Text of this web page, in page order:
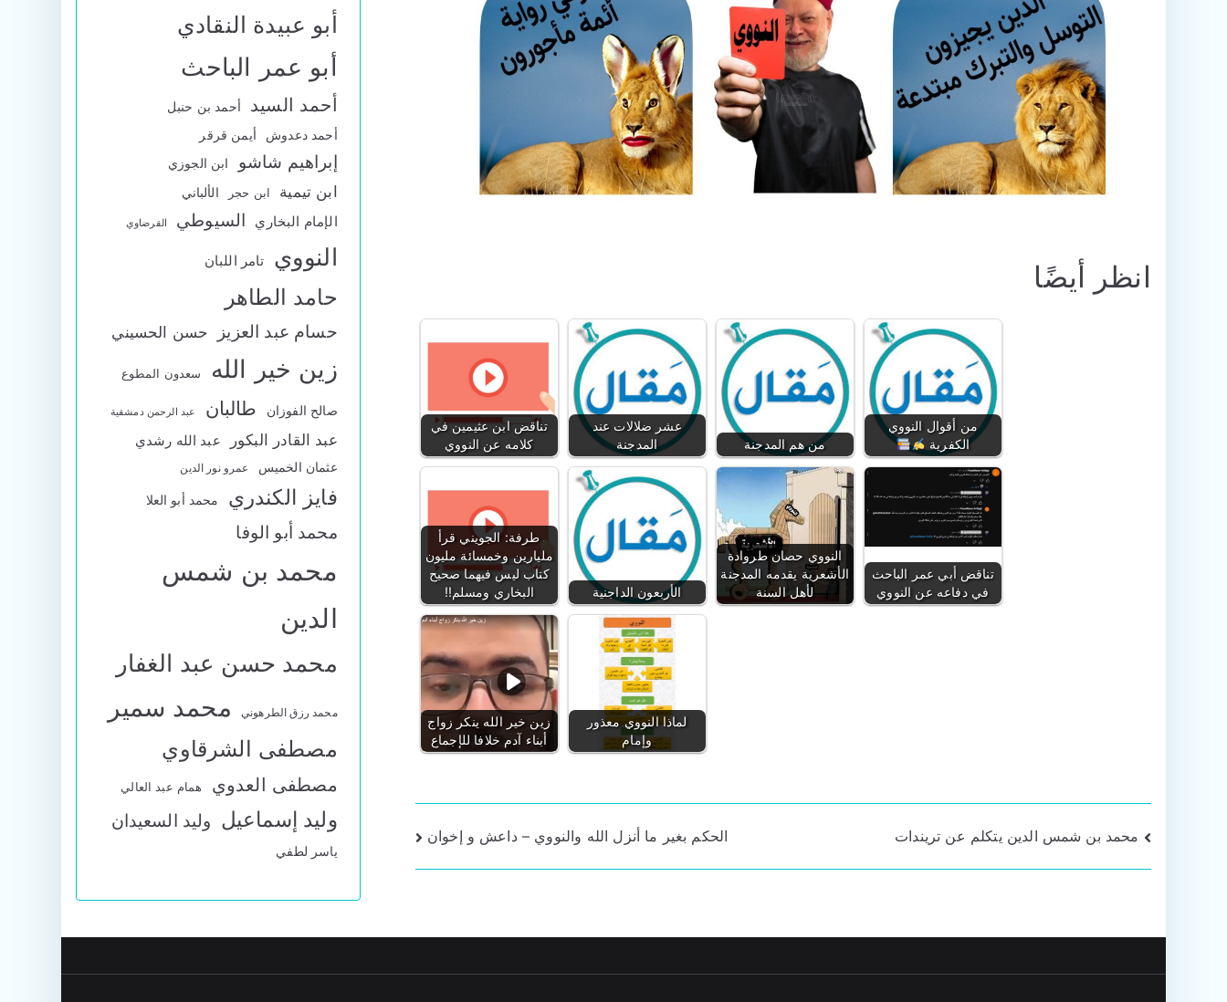
انظر أيضًا
تناقض ابن عثيمين في
كلامه عن النووي
عشر ضلالات عند
المدجنة
من هم المدجنة
من أقوال النووي
الكفرية
طرفة: الجويني قرأ
مليارين وخمسائة مليون
كتاب ليس فيهما صحيح
البخاري ومسلم!!
الأربعون الداجنية
النووي حصان طروادة
الأشعرية يقدمه المدجنة
لأهل السنة
تناقض أبي عمر الباحث
في دفاعه عن النووي
زين خير الله ينكر زواج
أبناء آدم خلافا للإجماع
لماذا النووي معذور
وإمام
تصفّح
المقالات
محمد بن شمس الدين يتكلم عن تريندات الحكم بغير ما أنزل الله والنووي – داعش و إخوان
أبو عبيدة النقادي
أبو عمر الباحث
أحمد السيد
أحمد بن حنبل
أحمد دعدوش
أيمن قرقر
إبراهيم شاشو ابن الجوزي
ابن تيمية ابن حجر الألباني
الإمام البخاري السيوطي القرضاوي
النووي تامر اللبان
حامد الطاهر
حسام عبد العزيز حسن الحسيني
زين خير الله سعدون المطوع
صالح الفوزان طالبان عبد الرحمن دمشقية
عبد القادر البكور عبد الله رشدي
عثمان الخميس عمرو نور الدين
فايز الكندري محمد أبو العلا
محمد أبو الوفا
محمد بن شمس
الدين
محمد حسن عبد الغفار
محمد رزق الطرهوني محمد سمير
مصطفى الشرقاوي
مصطفى العدوي همام عبد العالي
وليد إسماعيل وليد السعيدان
ياسر لطفي